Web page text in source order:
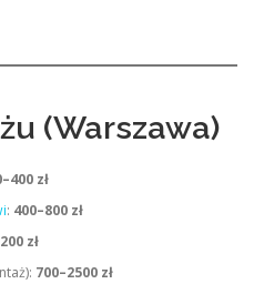
(Warszawa)
zł
: 400–800 zł
zł
700–2500 zł